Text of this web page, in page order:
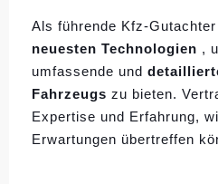
Als führende Kfz-
neuesten Technologien ,
umfassende und
Fahrzeugs zu bieten.
Expertise und Erfahrung,
Erwartungen übertreffen